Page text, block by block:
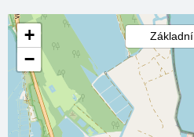
Základní
+
−